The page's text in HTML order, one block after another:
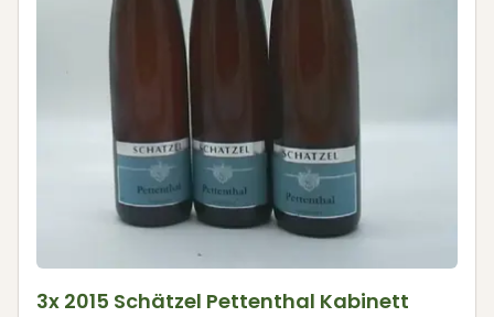
3x 2015 Schätzel Pettenthal Kabinett